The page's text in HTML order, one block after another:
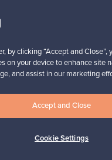
by clicking “Accept and Close”,
on your device to enhance site
and assist in our marketing
Cookie Settings
Accept and Close